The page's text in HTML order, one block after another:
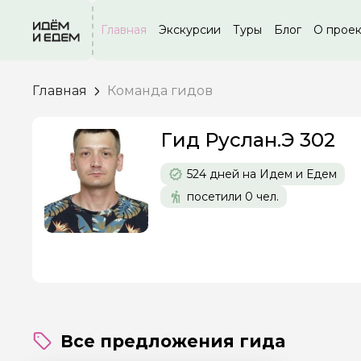
Главная Экскурсии Туры Блог О
Главная Команда гидов
Гид Руслан.Э 302
524 дней на Идем и Едем
посетили 0 чел.
Все предложения гида
Задайте
Как вас зовут
Если у вас есть